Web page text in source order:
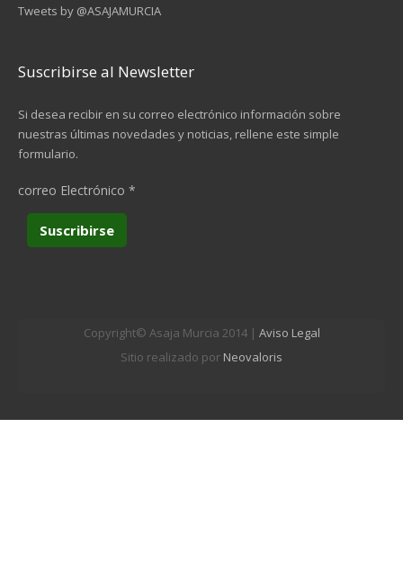
Tweets by @ASAJAMURCIA
Suscribirse al Newsletter
Si desea recibir en su correo electrónico información sobre
nuestras últimas novedades y noticias, rellene este simple
formulario.
correo Electrónico *
Copyright© Asaja Murcia 2014 | Aviso Legal
Sitio realizado por Neovaloris